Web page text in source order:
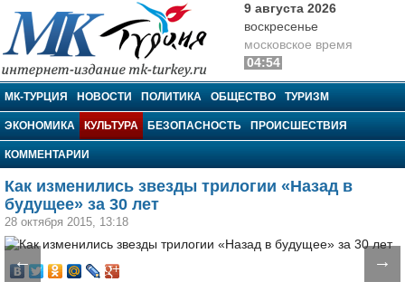
МК-Турция
9 августа 2026
воскресенье
московское время
04:54
МК-ТУРЦИЯ НОВОСТИ ПОЛИТИКА ОБЩЕСТВО ТУРИЗМ
ЭКОНОМИКА КУЛЬТУРА БЕЗОПАСНОСТЬ ПРОИСШЕСТВИЯ
КОММЕНТАРИИ
Как изменились звезды трилогии «Назад в
будущее» за 30 лет
28 октября 2015, 13:18
← →